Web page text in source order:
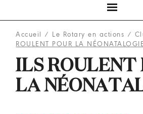
Accueil / Le Rotary en actions /
ROULENT POUR LA NÉONATALOGIE
ILS ROULENT
LA